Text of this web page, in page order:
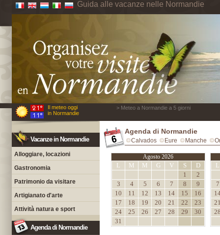
Guida alle vacanze nelle Normandie
Il meteo oggi
in Normandie
> Meteo a Normandie a 5 giorni
Vacanze in Normandie
Alloggiare, locazioni
Gastronomia
Patrimonio da visitare
Artigianato d'arte
Attività natura e sport
Agenda di Normandie
Agenda di Normandie
Calvados Eure Manche
Agosto 2026
L M M G V S
D
1
2
3
4 5 6 7 8
9
10
11 12 13 14 15
16
17
18 19 20 21 22
23
24
25 26 27 28 29
30
31
L
7